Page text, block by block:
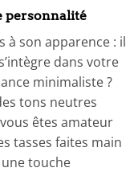
personnalité
à son apparence : il
dans votre
minimaliste ?
tons neutres
êtes amateur
tasses faites main
touche